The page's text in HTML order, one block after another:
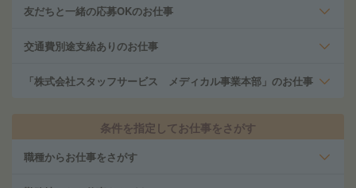
友だちと一緒の応募OKのお仕事
交通費別途支給ありのお仕事
「株式会社スタッフサービス メディカル事業本部」のお仕事
条件を指定してお仕事をさがす
職種からお仕事をさがす